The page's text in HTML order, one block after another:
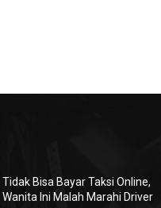
Tidak Bisa Bayar Taksi Online,
Wanita Ini Malah Marahi Driver